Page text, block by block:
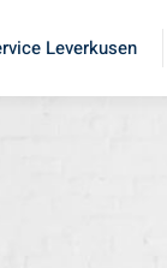
Leverkusen